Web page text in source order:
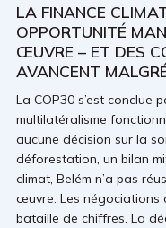
LA FINANCE
OPPORTUNITÉ
ŒUVRE – ET DES
AVANCENT
La COP30 s’est conclue
multilatéralisme
aucune décision sur la
déforestation, un bilan
climat, Belém n’a pas
œuvre. Les négociations
bataille de chiffres. La